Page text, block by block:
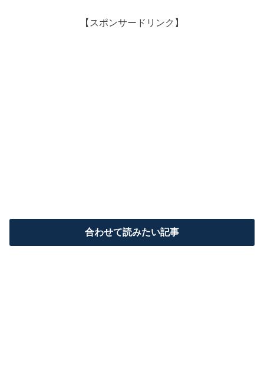
【スポンサードリンク】
合わせて読みたい記事